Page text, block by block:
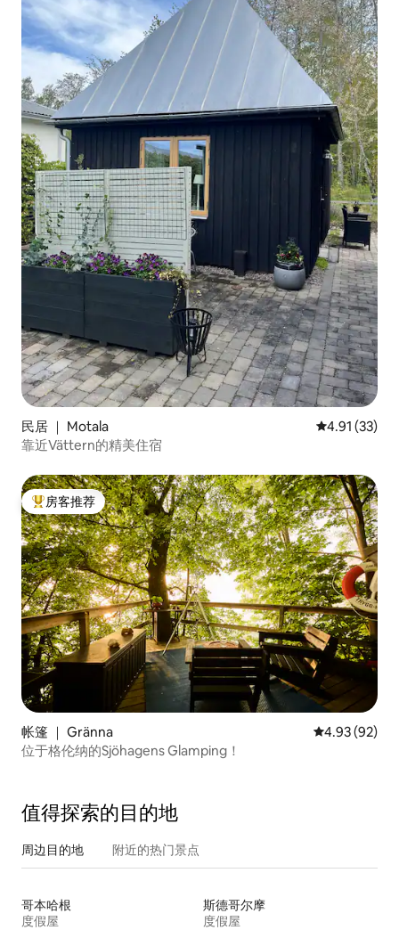
民居 ｜ Motala 平均评分
4.91 (33)
靠近Vättern的精美住宿
热门「房客推荐」
房客推荐
帐篷 ｜ Gränna 平均评分
4.93 (92)
位于格伦纳的Sjöhagens Glamping！
值得探索的目的地
周边目的地 附近的热门景点
哥本哈根
度假屋
斯德哥尔摩
度假屋